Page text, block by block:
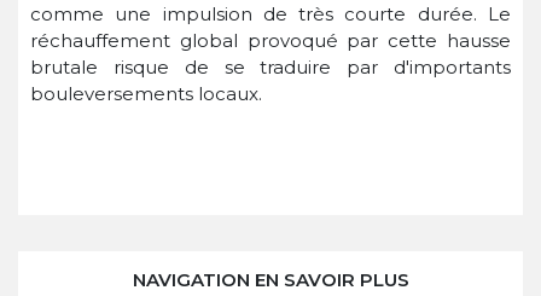
comme une impulsion de très courte durée. Le
réchauffement global provoqué par cette hausse
brutale risque de se traduire par d'importants
bouleversements locaux.
NAVIGATION EN SAVOIR PLUS